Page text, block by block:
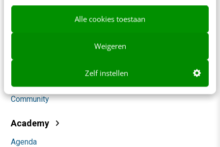
Alle cookies toestaan
Weigeren
Zelf instellen
Content & Communicatie
Social
Community
Academy
Agenda